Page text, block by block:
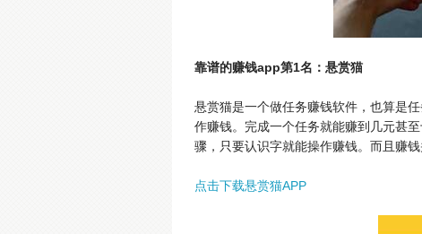
靠谱的赚钱app第1名：悬赏猫
悬赏猫是一个做任务赚钱软件，也算是
作赚钱。完成一个任务就能赚到几元甚
骤，只要认识字就能操作赚钱。而且赚
点击下载悬赏猫APP